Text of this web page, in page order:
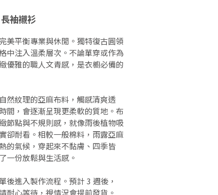
袖襯衫
美平衡專業與休閒。獨特復古圓領
中注入溫柔層次。不論單穿或作為
優雅的職人文青感，是衣櫥必備的
然紋理的亞麻布料，觸感清爽透
間，會逐漸呈現更柔軟的質地。布
節點與不規則感，就像雨後植物吸
卻耐看。相較一般棉料，雨露亞麻
的氣候，穿起來不黏膚、四季皆
一份放鬆與生活感。
後進入製作流程。預計 3 週後，
耐心等待，視情況會提前發貨。